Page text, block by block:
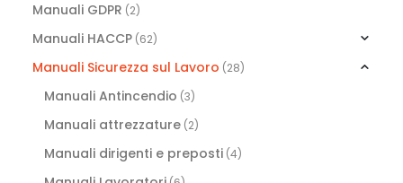
Manuali GDPR (2)
Manuali HACCP (62)
Manuali Sicurezza sul Lavoro (28)
Manuali Antincendio (3)
Manuali attrezzature (2)
Manuali dirigenti e preposti (4)